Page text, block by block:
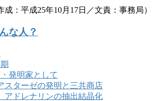
成：平成25年10月17日／文責：事務局）
な人？
発明家として
スターゼの発明と三共商店
アドレナリンの抽出結晶化